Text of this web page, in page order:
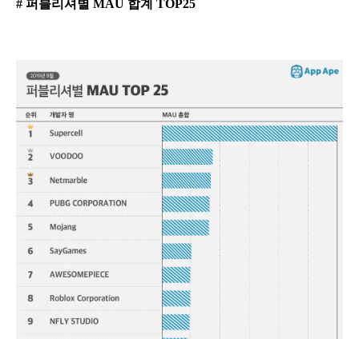
# 퍼블리셔별 MAU 합계 TOP25